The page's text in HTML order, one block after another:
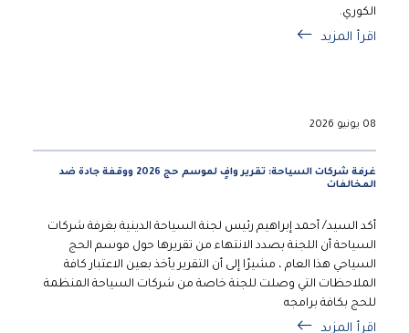
الكوري.
اقرأ المزيد
08 يونيو 2026
غرفة شركات السياحة: تقرير وافٍ لموسم حج 2026 ووقفة جادة ضد
المخالفات
أكد السيد/ أحمد إبراهيم رئيس لجنة السياحة الدينية بغرفة شركات
السياحة أن اللجنة بصدد الانتهاء من تقريرها حول موسم الحج
السياحي هذا العام ، مشيرًا إلى أن التقرير يأخذ بعين الاعتبار كافة
الملاحظات التي وصلت للجنة خاصة من شركات السياحة المنظمة
للحج بكافة برامجه
اقرأ المزيد